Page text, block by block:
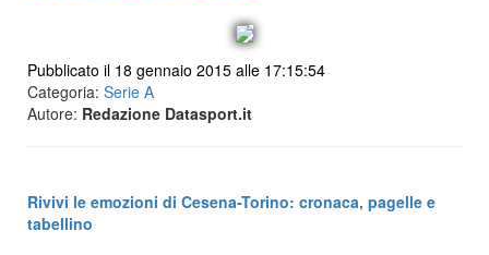
Pubblicato il 18 gennaio 2015 alle 17:15:54
Categoria: Serie A
Autore: Redazione Datasport.it
Rivivi le emozioni di Cesena-Torino: cronaca, pagelle e
tabellino